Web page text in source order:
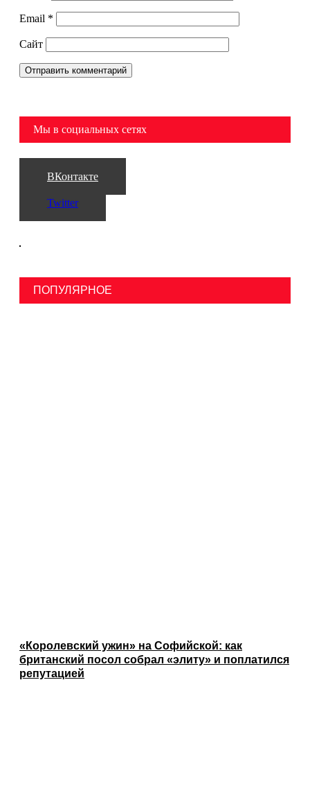
Email *
Сайт
Мы в социальных сетях
ВКонтакте
Twitter
ПОПУЛЯРНОЕ
«Королевский ужин» на Софийской: как
британский посол собрал «элиту» и поплатился
репутацией